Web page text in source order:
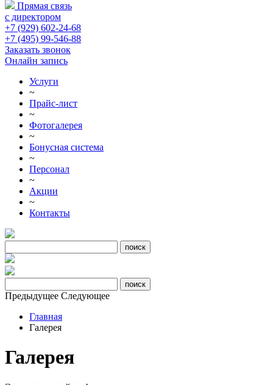
Прямая связь
с директором
+7 (929) 602-24-68
+7 (495) 99-546-88
Заказать звонок
Онлайн запись
Услуги
~
Прайс-лист
~
Фотогалерея
~
Бонусная система
~
Персонал
~
Акции
~
Контакты
Предыдущее Следующее
Главная
Галерея
Галерея